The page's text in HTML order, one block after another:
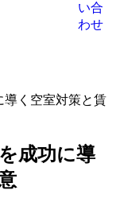
い合
わせ
導く空室対策と賃
成功に導